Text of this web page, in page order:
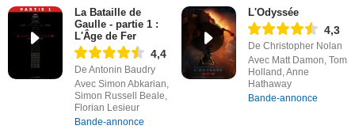
La Bataille de
Gaulle - partie 1 :
L'Âge de Fer
4,4
De Antonin Baudry
Avec Simon Abkarian,
Simon Russell Beale,
Florian Lesieur
Bande-annonce
L'Odyssée
4,3
De Christopher Nolan
Avec Matt Damon, Tom
Holland, Anne
Hathaway
Bande-annonce